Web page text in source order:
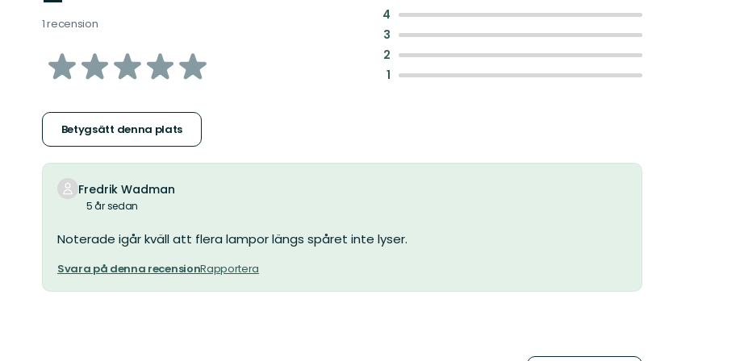
1 recension
av
stjärnor
Betygsätt denna plats
4
3
2
1
Fredrik Wadman
5 år sedan
Noterade igår kväll att flera lampor längs spåret inte lyser.
Svara på denna recensionRapportera